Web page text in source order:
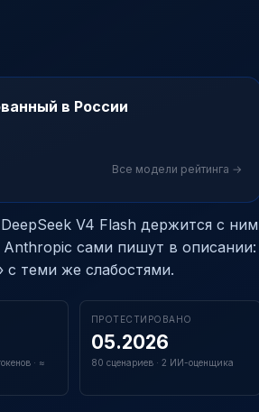
в России
Все модели рейтинга →
V4 Flash держится с ним
Anthropic сами пишут в описании:
с теми же слабостями.
· ≈
ПРОТЕСТИРОВАНО
05.2026
80 сценариев · 2 ИИ-оценщика